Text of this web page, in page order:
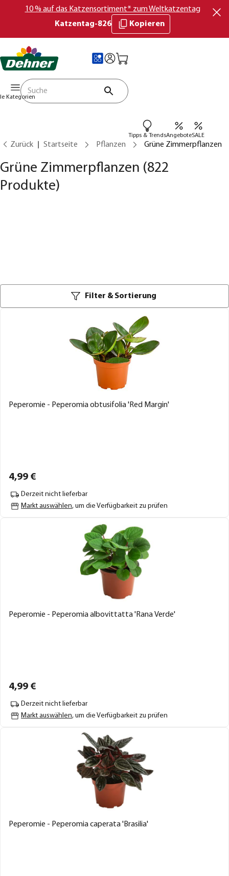
10 % auf das Katzensortiment* zum Weltkatzentag
Katzentag-826
Kopieren
Kategorien
Tipps & TrendsAngeboteSALE
Zurück Startseite Pflanzen Grüne Zimmerpflanzen
Grüne Zimmerpflanzen (822
Produkte)
Filter & Sortierung
Peperomie - Peperomia obtusifolia 'Red Margin'
4,99 €
Derzeit nicht lieferbar
Markt auswählen, um die Verfügbarkeit zu prüfen
Peperomie - Peperomia albovittatta 'Rana Verde'
4,99 €
Derzeit nicht lieferbar
Markt auswählen, um die Verfügbarkeit zu prüfen
Peperomie - Peperomia caperata 'Brasilia'